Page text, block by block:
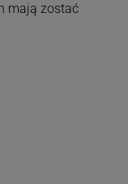
mają zostać